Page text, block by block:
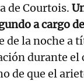
de Courtois.
a cargo
de la noche a
durante el
de que el